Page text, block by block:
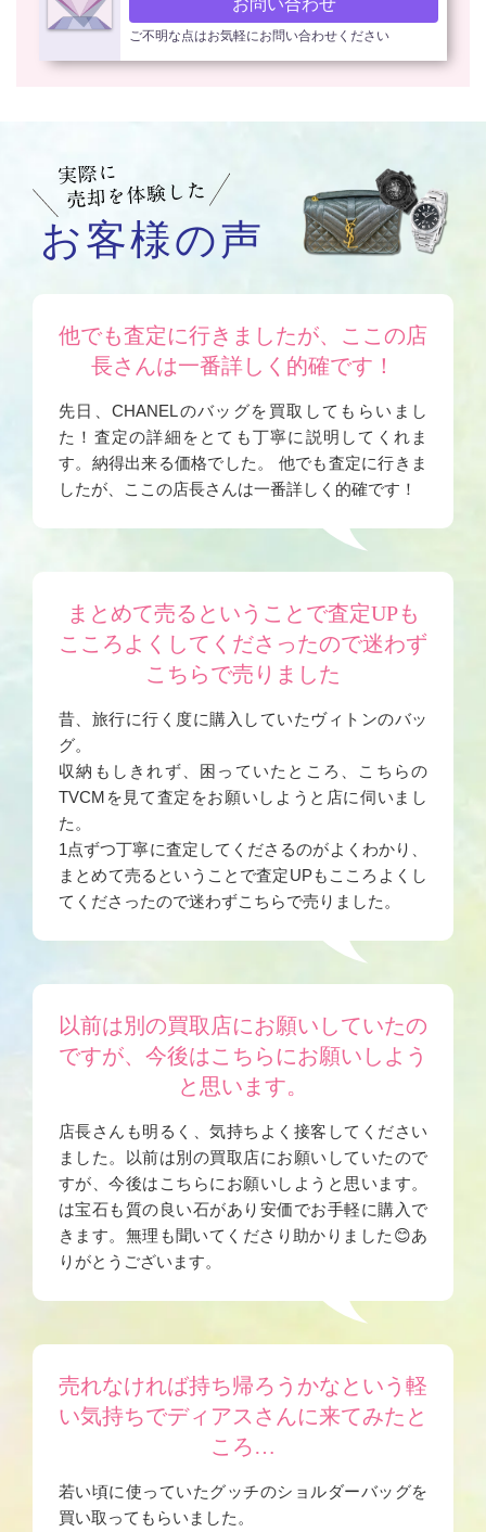
ご不明な点はお気軽にお問い合わせください
お客様の声
他でも査定に行きましたが、ここの店
長さんは一番詳しく的確です！
先日、CHANELのバッグを買取してもらいまし
た！査定の詳細をとても丁寧に説明してくれま
す。納得出来る価格でした。 他でも査定に行きま
したが、ここの店長さんは一番詳しく的確です！
まとめて売るということで査定UPも
こころよくしてくださったので迷わず
こちらで売りました
昔、旅行に行く度に購入していたヴィトンのバッ
グ。
収納もしきれず、困っていたところ、こちらの
TVCMを見て査定をお願いしようと店に伺いまし
た。
1点ずつ丁寧に査定してくださるのがよくわかり、
まとめて売るということで査定UPもこころよくし
てくださったので迷わずこちらで売りました。
以前は別の買取店にお願いしていたの
ですが、今後はこちらにお願いしよう
と思います。
店長さんも明るく、気持ちよく接客してください
ました。以前は別の買取店にお願いしていたので
すが、今後はこちらにお願いしようと思います。
は宝石も質の良い石があり安価でお手軽に購入で
きます。無理も聞いてくださり助かりました😊あ
りがとうございます。
売れなければ持ち帰ろうかなという軽
い気持ちでディアスさんに来てみたと
ころ…
若い頃に使っていたグッチのショルダーバッグを
買い取ってもらいました。